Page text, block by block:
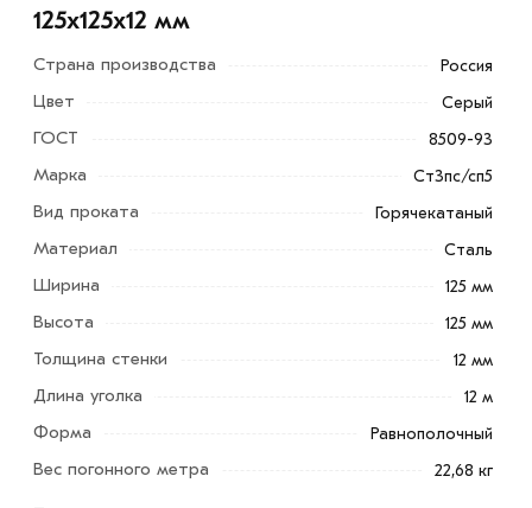
Уголок 125х125х12 мм - это разновидность стального
сортового металлопроката и имеет Г-образную
форму, которую получают в результате горячей
125х125х12 мм
Страна производства Россия
Цвет Серый
ГОСТ 8509-93
Марка Ст3пс/сп5
Вид проката Горячекатаный
Материал Сталь
Ширина 125 мм
Высота 125 мм
Толщина стенки 12 мм
Длина уголка 12 м
Форма Равнополочный
Вес погонного метра 22,68 кг